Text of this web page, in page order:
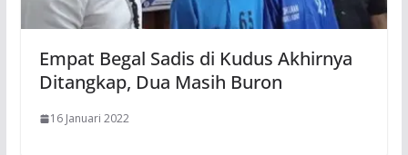
Empat Begal Sadis di Kudus Akhirnya
Ditangkap, Dua Masih Buron
16 Januari 2022